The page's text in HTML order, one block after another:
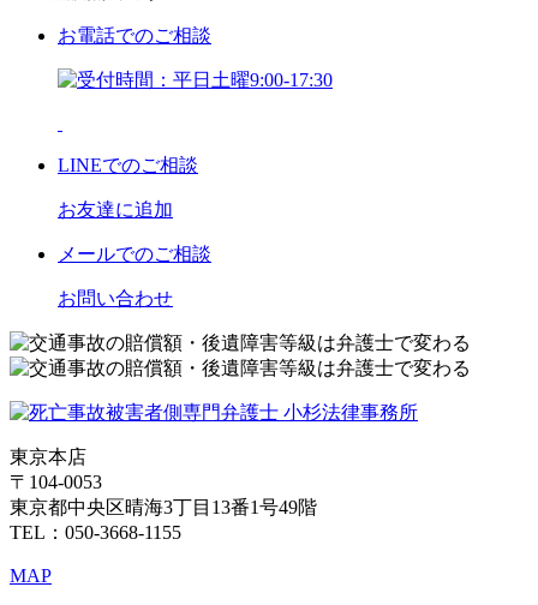
お電話でのご相談
LINEでのご相談
お友達に追加
メールでのご相談
お問い合わせ
東京本店
〒104-0053
東京都中央区晴海3丁目13番1号49階
TEL：050-3668-1155
MAP